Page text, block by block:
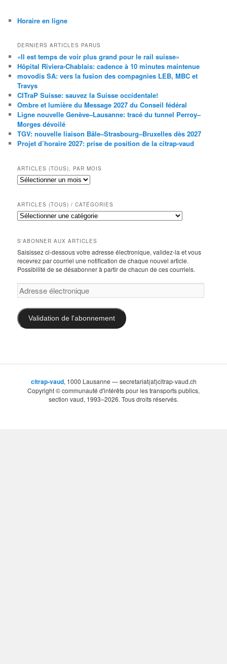
Horaire en ligne
DERNIERS ARTICLES PARUS
«Il est temps de voir plus grand pour le rail suisse»
Hôpital Riviera-Chablais: cadence à 10 minutes maintenue
movodis SA: vers la fusion des compagnies LEB, MBC et
Travys
CITraP Suisse: sauvez la Suisse occidentale!
Ombre et lumière du Message 2027 du Conseil fédéral
Ligne nouvelle Genève–Lausanne: tracé du tunnel Perroy–
Morges dévoilé
TGV: nouvelle liaison Bâle–Strasbourg–Bruxelles dès 2027
Projet d’horaire 2027: prise de position de la citrap-vaud
ARTICLES (TOUS), PAR MOIS
Articles
(tous),
mois
ARTICLES (TOUS) / CATÉGORIES
Articles
(tous)
catégories
S'ABONNER AUX ARTICLES
Saisissez ci-dessous votre adresse électronique, validez-la et vous
recevrez par courriel une notification de chaque nouvel article.
Possibilité de se désabonner à partir de chacun de ces courriels.
Adresse
électronique
Validation de l'abonnement
citrap-vaud, 1000 Lausanne — secretariat(at)citrap-vaud.ch
Copyright © communauté d'intérêts pour les transports publics,
section vaud, 1993–2026. Tous droits réservés.